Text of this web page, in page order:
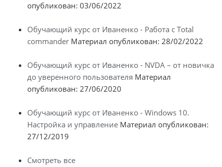
опубликован: 03/06/2022
Обучающий курс от Иваненко - Работа с Total
commander Материал опубликован: 28/02/2022
Обучающий курс от Иваненко - NVDA – от новичка
до уверенного пользователя Материал
опубликован: 27/06/2020
Обучающий курс от Иваненко - Windows 10.
Настройка и управление Материал опубликован:
27/12/2019
Смотреть все